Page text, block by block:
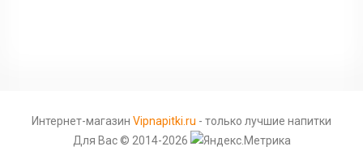
Интернет-магазин Vipnapitki.ru - только лучшие напитки
Для Вас © 2014-2026